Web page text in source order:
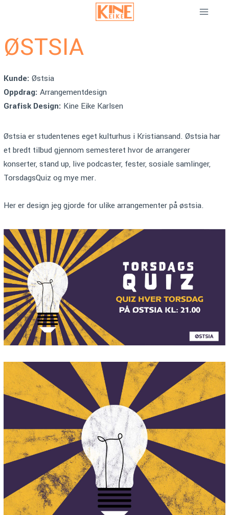
ØSTSIA
Kunde: Østsia
Oppdrag: Arrangementdesign
Grafisk Design: Kine Eike Karlsen
Østsia er studentenes eget kulturhus i Kristiansand. Østsia har
et bredt tilbud gjennom semesteret hvor de arrangerer
konserter, stand up, live podcaster, fester, sosiale samlinger,
TorsdagsQuiz og mye mer.
Her er design jeg gjorde for ulike arrangementer på østsia.